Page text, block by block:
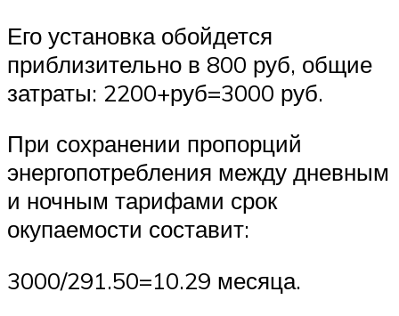
Его установка обойдется
приблизительно в 800 руб, общие
затраты: 2200+руб=3000 руб.
При сохранении пропорций
энергопотребления между дневным
и ночным тарифами срок
окупаемости составит:
3000/291.50=10.29 месяца.